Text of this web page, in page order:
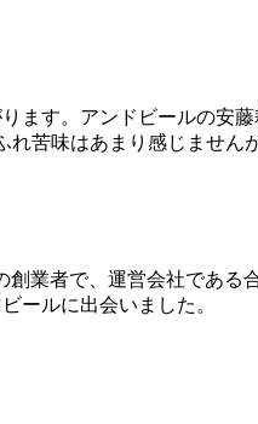
す。アンドビールの安
苦味はあまり感じませ
業者で、運営会社であ
ールに出会いました。